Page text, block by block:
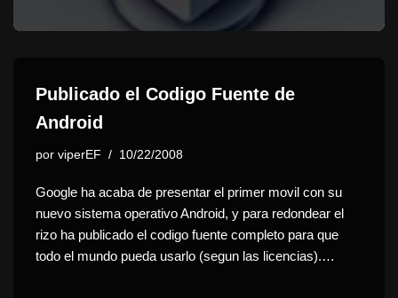
Publicado el Codigo Fuente de
Android
por viperEF 10/22/2008
Google ha acaba de presentar el primer movil con su
nuevo sistema operativo Android, y para redondear el
rizo ha publicado el codigo fuente completo para que
todo el mundo pueda usarlo (segun las licencias).…